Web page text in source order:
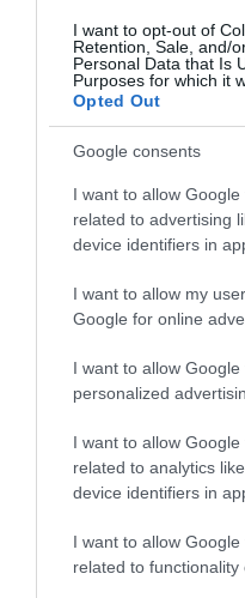
I want to opt-out of
Retention, Sale, and/
Personal Data that Is
Purposes for which it
Opted Out
Google consents
I want to allow
related to advertising
device identifiers in
I want to allow my
Google for online
I want to allow
personalized
I want to allow
related to analytics
device identifiers in
I want to allow
related to functionality
ΡΟΗ
Το χρηματοδοτούμενο
Gaming Police”
ενισχύει την ασφάλεια
των παιδιών στο
ΑΑΔΕ: Διευκρινίσεις
για τα πρόστιμα σε